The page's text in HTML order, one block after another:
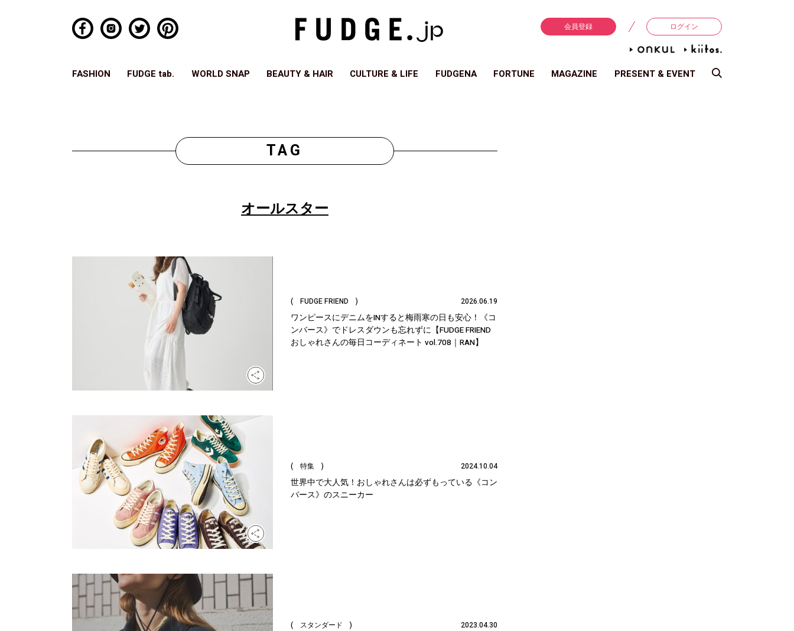
会員登録 ログイン
FASHION FUDGE tab. WORLD SNAP BEAUTY & HAIR CULTURE & LIFE FUDGENA FORTUNE MAGAZINE PRESENT & EVENT
TAG
オールスター
( FUDGE FRIEND ) 2026.06.19
ワンピースにデニムをINすると梅雨寒の日も安心！《コ
ンバース》でドレスダウンも忘れずに【FUDGE FRIEND
おしゃれさんの毎日コーディネート vol.708｜RAN】
( 特集 ) 2024.10.04
世界中で大人気！おしゃれさんは必ずもっている《コン
バース》のスニーカー
( スタンダード ) 2023.04.30